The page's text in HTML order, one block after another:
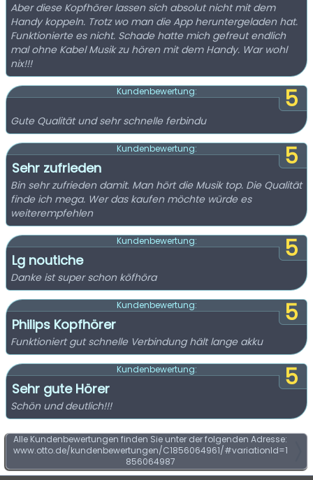
Aber diese Kopfhörer lassen sich absolut nicht mit dem
Handy koppeln. Trotz wo man die App heruntergeladen hat.
Funktionierte es nicht. Schade hatte mich gefreut endlich
mal ohne Kabel Musik zu hören mit dem Handy. War wohl
nix!!!
5
Kundenbewertung:
Gute Qualität und sehr schnelle ferbindu
5
Kundenbewertung:
Sehr zufrieden
Bin sehr zufrieden damit. Man hört die Musik top. Die Qualität
finde ich mega. Wer das kaufen möchte würde es
weiterempfehlen
5
Kundenbewertung:
Lg noutiche
Danke ist super schon köfhöra
5
Kundenbewertung:
Philips Kopfhörer
Funktioniert gut schnelle Verbindung hält lange akku
5
Kundenbewertung:
Sehr gute Hörer
Schön und deutlich!!!
Alle Kundenbewertungen finden Sie unter der folgenden Adresse:
www.otto.de/kundenbewertungen/C1856064961/#variationId=1
856064987